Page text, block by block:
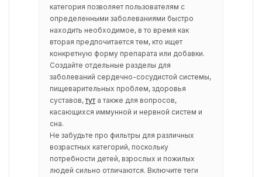
категория позволяет пользователям с
определенными заболеваниями быстро
находить необходимое, в то время как
вторая предпочитается тем, кто ищет
конкретную форму препарата или добавки.
Создайте отдельные разделы для
заболеваний сердечно-сосудистой системы,
пищеварительных проблем, здоровья
суставов,тут а также для вопросов,
касающихся иммунной и нервной систем и
сна.
Не забудьте про фильтры для различных
возрастных категорий, поскольку
потребности детей, взрослых и пожилых
людей сильно отличаются. Включите теги